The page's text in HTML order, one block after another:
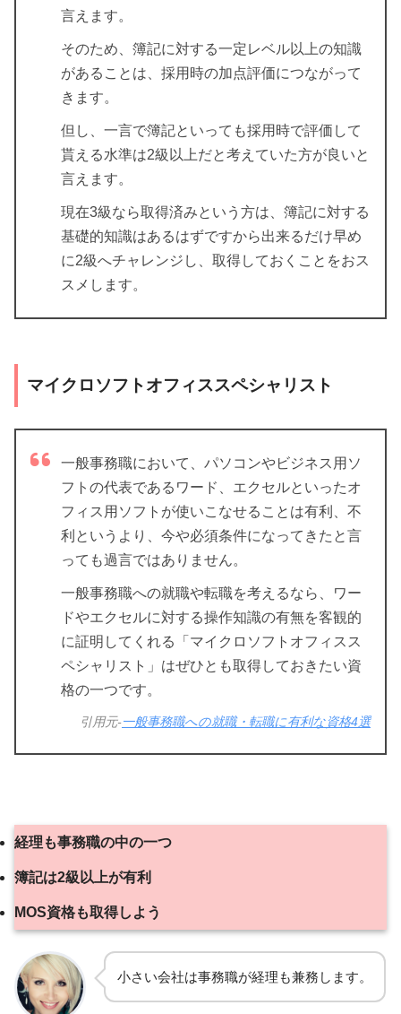
言えます。
そのため、簿記に対する一定レベル以上の知識
があることは、採用時の加点評価につながって
きます。
但し、一言で簿記といっても採用時で評価して
貰える水準は2級以上だと考えていた方が良いと
言えます。
現在3級なら取得済みという方は、簿記に対する
基礎的知識はあるはずですから出来るだけ早め
に2級へチャレンジし、取得しておくことをおス
スメします。
マイクロソフトオフィススペシャリスト
一般事務職において、パソコンやビジネス用ソ
フトの代表であるワード、エクセルといったオ
フィス用ソフトが使いこなせることは有利、不
利というより、今や必須条件になってきたと言
っても過言ではありません。
一般事務職への就職や転職を考えるなら、ワー
ドやエクセルに対する操作知識の有無を客観的
に証明してくれる「マイクロソフトオフィスス
ペシャリスト」はぜひとも取得しておきたい資
格の一つです。
引用元-一般事務職への就職・転職に有利な資格4選
経理も事務職の中の一つ
簿記は2級以上が有利
MOS資格も取得しよう
小さい会社は事務職が経理も兼務します。